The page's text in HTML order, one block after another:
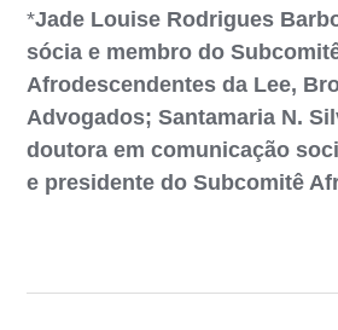
*Jade Louise Rodrigues
sócia e membro do
Afrodescendentes da Lee,
Advogados; Santamaria N.
doutora em comunicação
e presidente do Subcomitê